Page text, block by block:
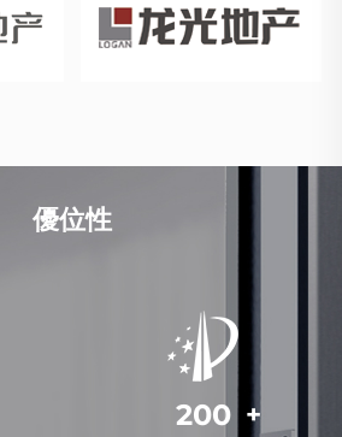
優位性
200